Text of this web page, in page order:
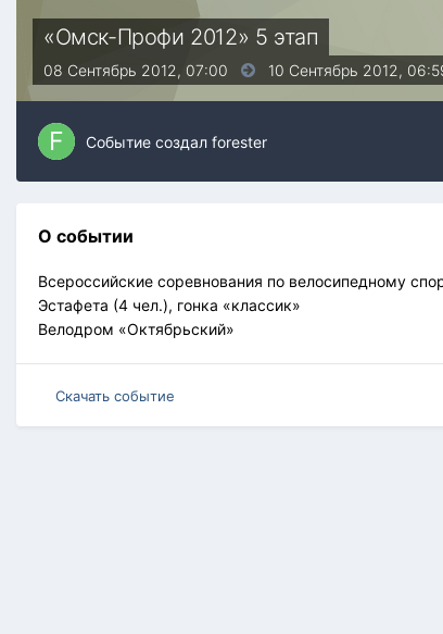
«Омск-Профи 2012» 5 этап
08 Сентябрь 2012, 07:00 10 Сентябрь 2012,
Событие создал forester
О событии
Всероссийские соревнования по велосипедному
Эстафета (4 чел.), гонка «классик»
Велодром «Октябрьский»
Скачать событие